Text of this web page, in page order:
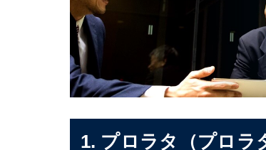
1. プロラタ（プロラ